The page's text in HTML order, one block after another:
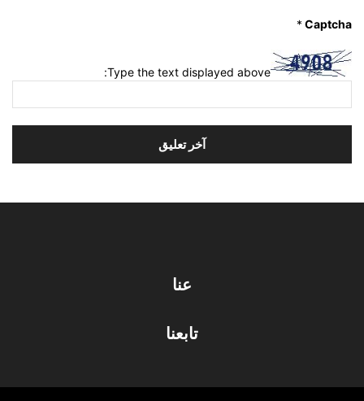
Captcha
*
Type the text displayed above:
عنا
تابعنا